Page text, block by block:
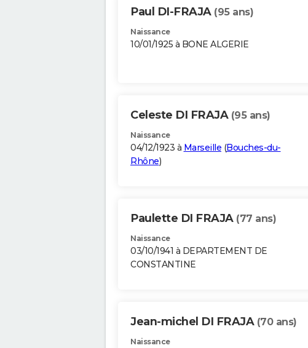
Paul DI-FRAJA (95 ans)
Naissance
10/01/1925 à BONE ALGERIE
Celeste DI FRAJA (95 ans)
Naissance
04/12/1923 à Marseille (Bouches-du-
Rhône)
Paulette DI FRAJA (77 ans)
Naissance
03/10/1941 à DEPARTEMENT DE
CONSTANTINE
Jean-michel DI FRAJA (70 ans)
Naissance